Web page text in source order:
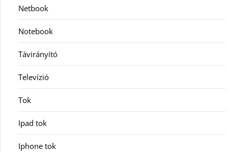
Netbook
Notebook
Távirányító
Televízió
Tok
Ipad tok
Iphone tok